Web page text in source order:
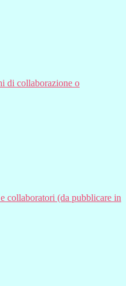
di collaborazione o
collaboratori (da pubblicare in